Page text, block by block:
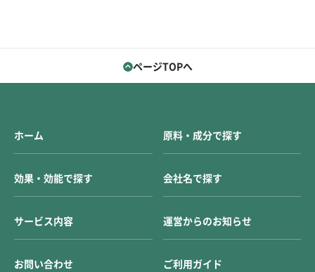
ページTOPへ
ホーム 原料・成分で探す
効果・効能で探す 会社名で探す
サービス内容 運営からのお知らせ
お問い合わせ ご利用ガイド